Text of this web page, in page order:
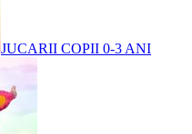
JUCARII COPII 0-3 ANI